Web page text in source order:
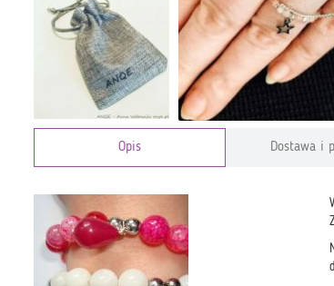
Opis Dostawa i